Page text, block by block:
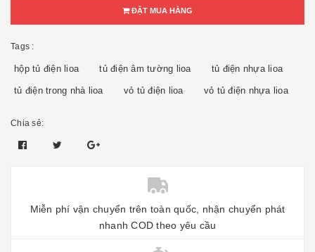
ĐẶT MUA HÀNG
Tags :
hộp tủ điện lioa tủ điện âm tường lioa tủ điện nhựa lioa
tủ điện trong nhà lioa vỏ tủ điện lioa vỏ tủ điện nhựa lioa
Chia sẻ:
Miễn phí vận chuyển trên toàn quốc, nhận chuyển phát
nhanh COD theo yêu cầu